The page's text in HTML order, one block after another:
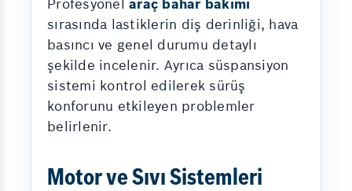
Profesyonel araç bahar bakımı
sırasında lastiklerin diş derinliği, hava
basıncı ve genel durumu detaylı
şekilde incelenir. Ayrıca süspansiyon
sistemi kontrol edilerek sürüş
konforunu etkileyen problemler
belirlenir.
Motor ve Sıvı Sistemleri